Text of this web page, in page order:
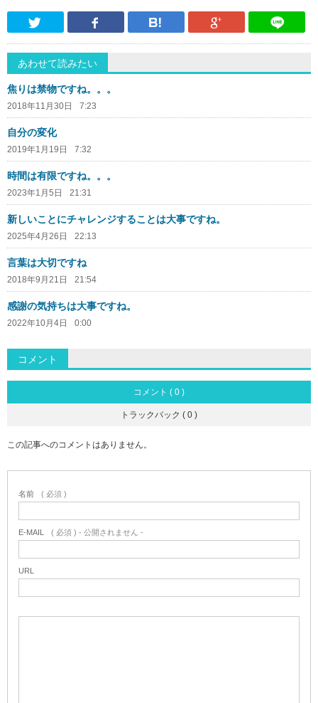
Twitter Facebook はてなブックマーク
Google
あわせて読みたい
焦りは禁物ですね。。。
2018年11月30日 7:23
自分の変化
2019年1月19日 7:32
時間は有限ですね。。。
2023年1月5日 21:31
新しいことにチャレンジすることは大事ですね。
2025年4月26日 22:13
言葉は大切ですね
2018年9月21日 21:54
感謝の気持ちは大事ですね。
2022年10月4日 0:00
コメント
コメント ( 0 )
トラックバック ( 0 )
この記事へのコメントはありません。
名前 ( 必須 )
E-MAIL ( 必須 ) - 公開されません -
URL